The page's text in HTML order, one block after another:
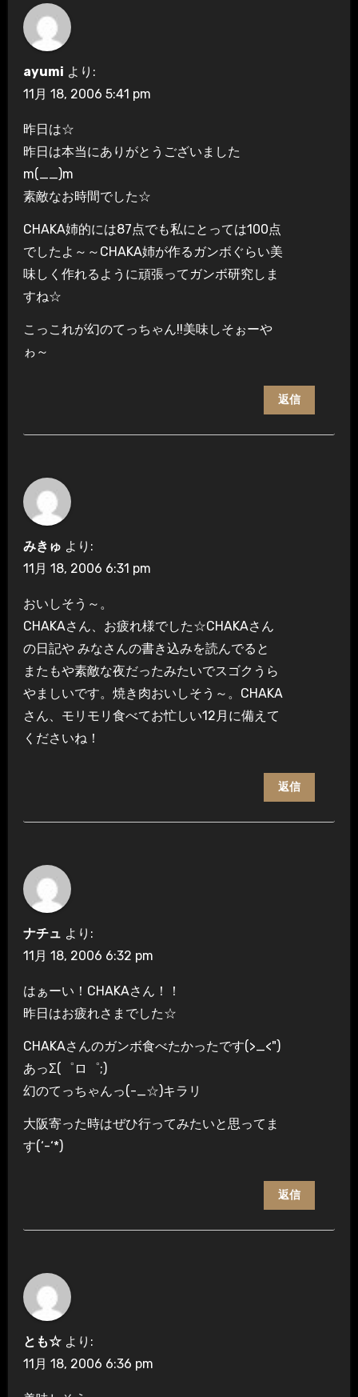
ー
シ
ョ
ayumi より:
11月 18, 2006 5:41 pm
昨日は☆
昨日は本当にありがとうございました
m(__)m
素敵なお時間でした☆
CHAKA姉的には87点でも私にとっては100点
でしたよ～～CHAKA姉が作るガンボぐらい美
味しく作れるように頑張ってガンボ研究しま
すね☆
こっこれが幻のてっちゃん!!美味しそぉーや
ゎ～
返信
みきゅ より:
11月 18, 2006 6:31 pm
おいしそう～。
CHAKAさん、お疲れ様でした☆CHAKAさん
の日記や みなさんの書き込みを読んでると
またもや素敵な夜だったみたいでスゴクうら
やましいです。焼き肉おいしそう～。CHAKA
さん、モリモリ食べてお忙しい12月に備えて
くださいね！
返信
ナチュ より:
11月 18, 2006 6:32 pm
はぁーい！CHAKAさん！！
昨日はお疲れさまでした☆
CHAKAさんのガンボ食べたかったです(>_<")
あっΣ(゜ロ゜;)
幻のてっちゃんっ(-_☆)キラリ
大阪寄った時はぜひ行ってみたいと思ってま
す(‘-‘*)
返信
とも☆ より:
11月 18, 2006 6:36 pm